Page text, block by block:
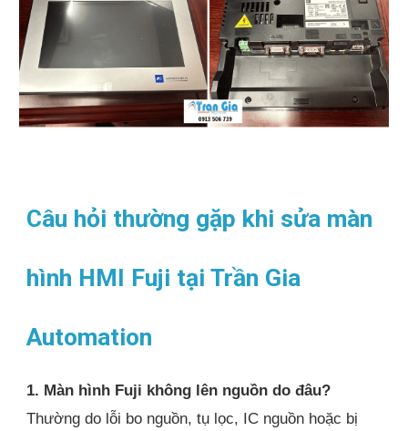
Câu hỏi thường gặp khi sửa màn
hình HMI Fuji tại Trần Gia
Automation
1. Màn hình Fuji không lên nguồn do đâu?
Thường do lỗi bo nguồn, tụ lọc, IC nguồn hoặc bị